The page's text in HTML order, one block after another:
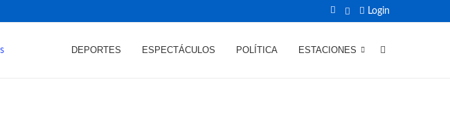
Login
DEPORTES ESPECTÁCULOS POLÍTICA ESTACIONES